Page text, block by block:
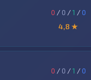
0 / 0 /1 /0
4,8 ★
0 / 0 /1 /0